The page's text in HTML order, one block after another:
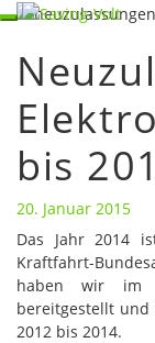
Skip
content
Toggle
Neuzulassungen
der
Elektroautos
von
2012
bis
bis
20. Januar 2015
Das Jahr 2014
Kraftfahrt-
haben wir im
bereitgestellt
2012 bis 2014.